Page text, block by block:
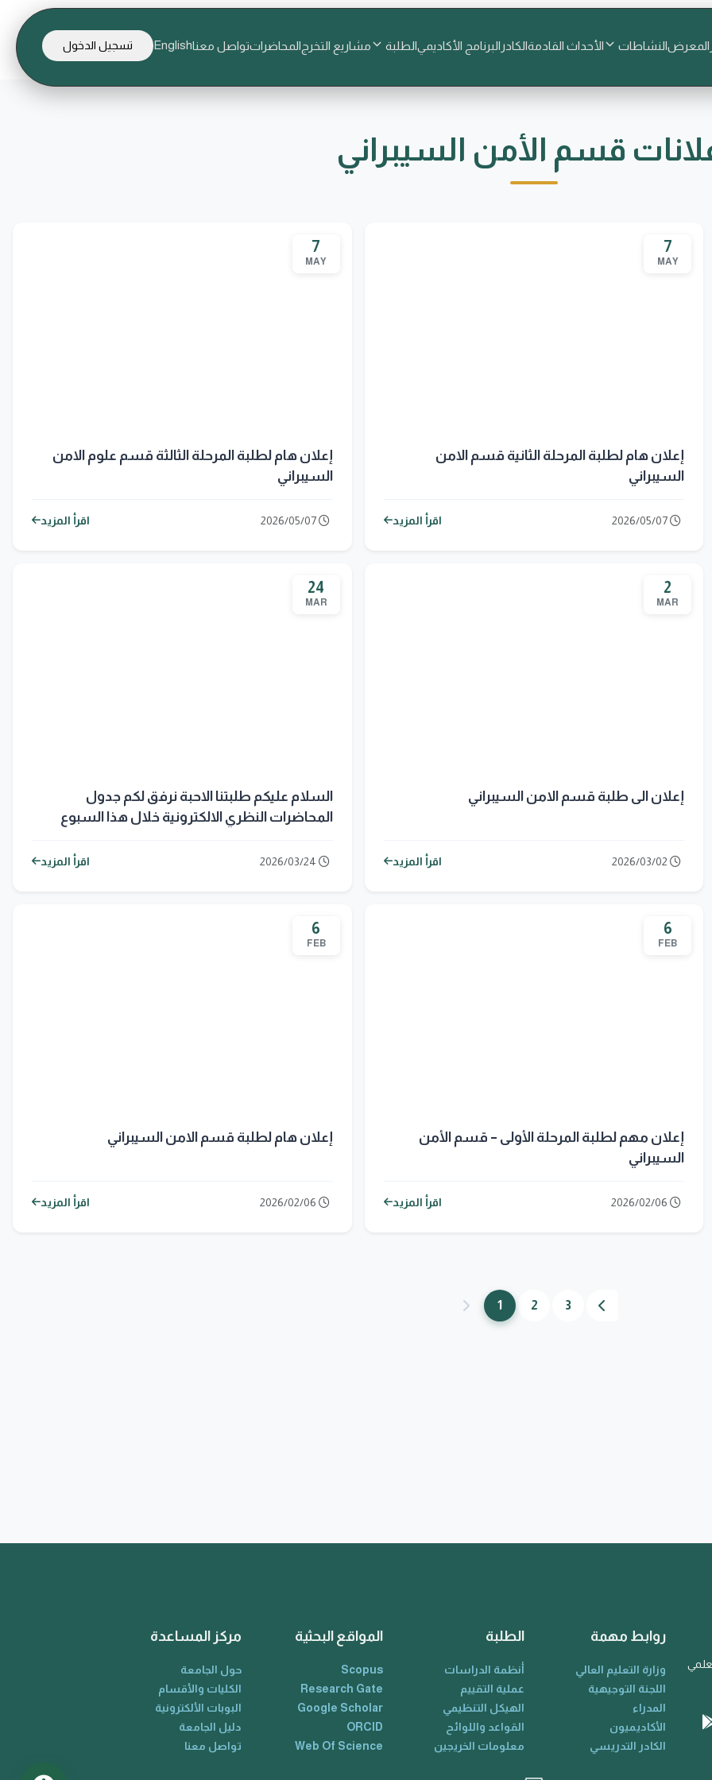
المعرضالنشاطات الأحداث القادمةالكادر البرنامج الأكاديميالطلبة مشاريع التخرجالمحاضراتتواصل معناEnglish تسجيل الدخول
قسم الأمن السيبراني
7
MAY
إعلان هام لطلبة المرحلة الثالثة قسم علوم الامن
السيبراني
2026/05/07 اقرأ المزيد
7
MAY
إعلان هام لطلبة المرحلة الثانية قسم الامن
السيبراني
2026/05/07 اقرأ المزيد
24
MAR
السلام عليكم طلبتنا الاحبة نرفق لكم جدول
المحاضرات النظري الالكترونية خلال هذا السبوع
اقرأ المزيد
2
MAR
إعلان الى طلبة قسم الامن السيبراني
2026/03/02 اقرأ المزيد
6
FEB
إعلان هام لطلبة قسم الامن السيبراني
اقرأ المزيد
6
FEB
إعلان مهم لطلبة المرحلة الأولى – قسم الأمن
السيبراني
2026/02/06 اقرأ المزيد
1 2 3
روابط مهمة
وزارة التعليم العالي
اللجنة التوجيهية
المدراء
الأكاديميون
الكادر التدريسي
الطلبة
أنظمة الدراسات
عملية التقييم
الهيكل التنظيمي
القواعد واللوائح
معلومات الخريجين
المواقع البحثية
Scopus
Research Gate
Google Scholar
ORCID
Web Of Science
مركز المساعدة
حول الجامعة
الكليات والأقسام
البوبات الألكترونية
دليل الجامعة
تواصل معنا